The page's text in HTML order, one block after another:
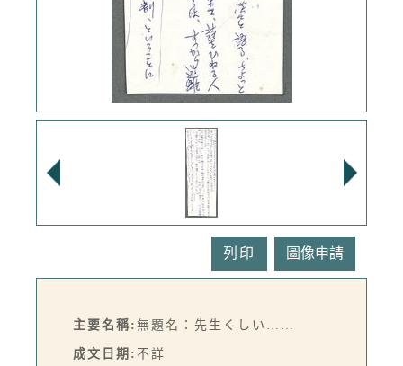
列印
主要名稱: 無題名：先生くしい……
成文日期: 不詳